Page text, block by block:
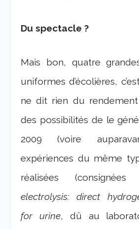
Du spectacle ?
Mais bon, quatre
uniformes d’écolières,
ne dit rien du
des possibilités de le
2009 (voire
expériences du même
réalisées
electrolysis: direct
for urine, dû au